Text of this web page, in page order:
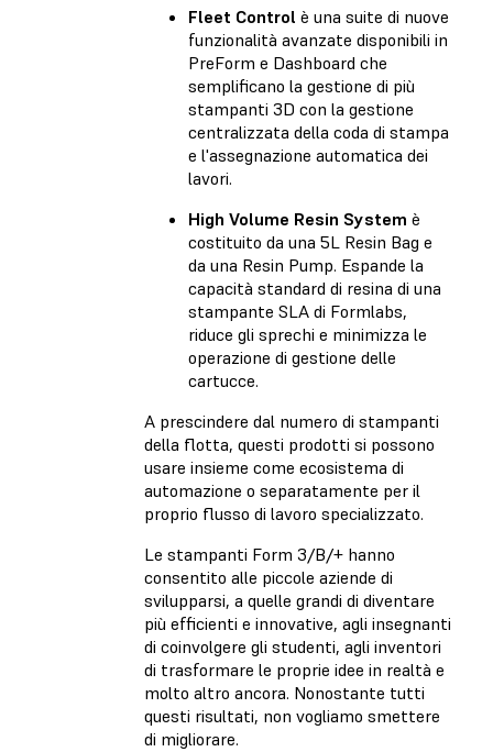
Fleet Control è una suite di nuove
funzionalità avanzate disponibili in
PreForm e Dashboard che
semplificano la gestione di più
stampanti 3D con la gestione
centralizzata della coda di stampa
e l'assegnazione automatica dei
lavori.
High Volume Resin System è
costituito da una 5L Resin Bag e
da una Resin Pump. Espande la
capacità standard di resina di una
stampante SLA di Formlabs,
riduce gli sprechi e minimizza le
operazione di gestione delle
cartucce.
A prescindere dal numero di stampanti
della flotta, questi prodotti si possono
usare insieme come ecosistema di
automazione o separatamente per il
proprio flusso di lavoro specializzato.
Le stampanti Form 3/B/+ hanno
consentito alle piccole aziende di
svilupparsi, a quelle grandi di diventare
più efficienti e innovative, agli insegnanti
di coinvolgere gli studenti, agli inventori
di trasformare le proprie idee in realtà e
molto altro ancora. Nonostante tutti
questi risultati, non vogliamo smettere
di migliorare.